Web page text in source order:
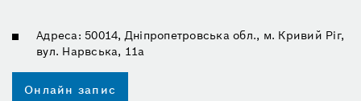
Адреса: 50014, Дніпропетровська обл., м. Кривий Ріг,
вул. Нарвська, 11а
Онлайн запис